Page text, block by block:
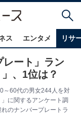
ス エンタメ リサ
レート」ラン
、1位は？
～60代の男女244人を対
に関するアンケート調
のナンバープレートラ